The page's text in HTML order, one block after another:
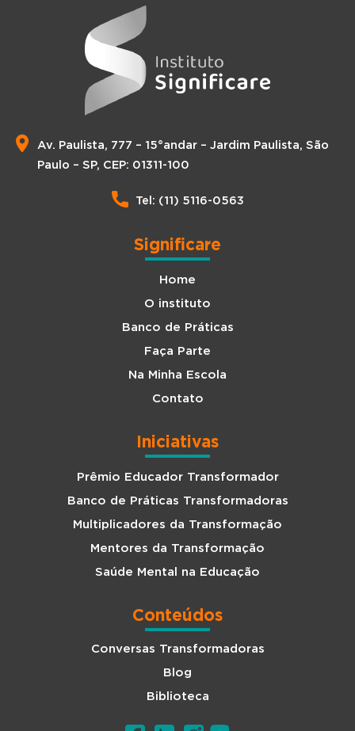
Av. Paulista, 777 – 15°andar – Jardim Paulista, São
Paulo – SP, CEP: 01311-100
Tel: (11) 5116-0563
Significare
Home
O instituto
Banco de Práticas
Faça Parte
Na Minha Escola
Contato
Iniciativas
Prêmio Educador Transformador
Banco de Práticas Transformadoras
Multiplicadores da Transformação
Mentores da Transformação
Saúde Mental na Educação
Conteúdos
Conversas Transformadoras
Blog
Biblioteca